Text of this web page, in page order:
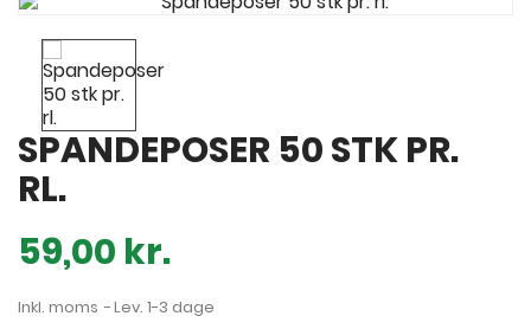
SPANDEPOSER 50 STK PR.
RL.
59,00 kr.
Inkl. moms Lev. 1-3 dage